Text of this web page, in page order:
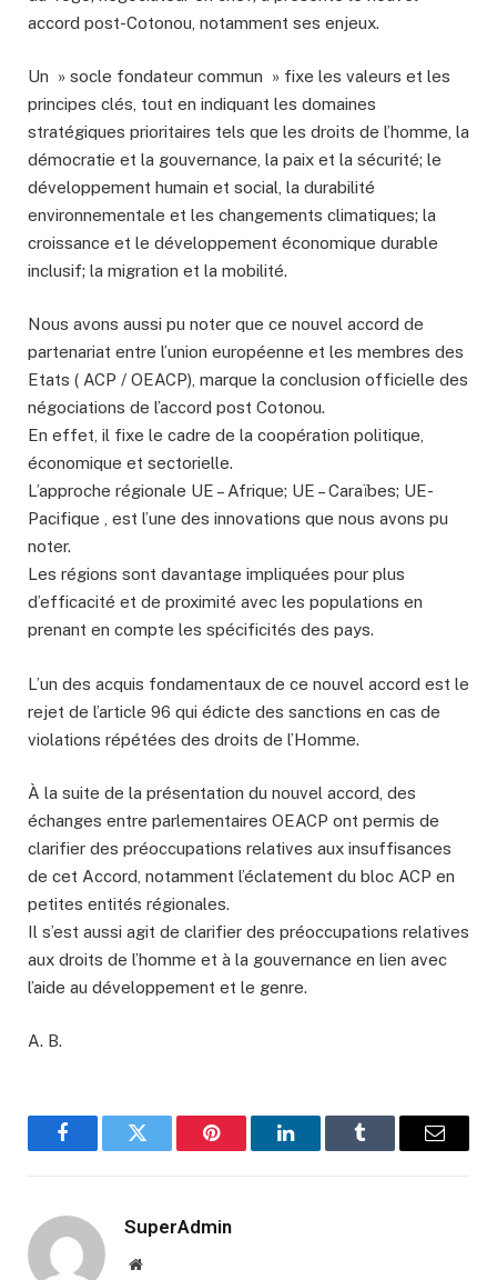
accord post-Cotonou, notamment ses enjeux.
Un » socle fondateur commun » fixe les valeurs et les
principes clés, tout en indiquant les domaines
stratégiques prioritaires tels que les droits de l’homme, la
démocratie et la gouvernance, la paix et la sécurité; le
développement humain et social, la durabilité
environnementale et les changements climatiques; la
croissance et le développement économique durable
inclusif; la migration et la mobilité.
Nous avons aussi pu noter que ce nouvel accord de
partenariat entre l’union européenne et les membres des
Etats ( ACP / OEACP), marque la conclusion officielle des
négociations de l’accord post Cotonou.
En effet, il fixe le cadre de la coopération politique,
économique et sectorielle.
L’approche régionale UE – Afrique; UE – Caraïbes; UE-
Pacifique , est l’une des innovations que nous avons pu
noter.
Les régions sont davantage impliquées pour plus
d’efficacité et de proximité avec les populations en
prenant en compte les spécificités des pays.
L’un des acquis fondamentaux de ce nouvel accord est le
rejet de l’article 96 qui édicte des sanctions en cas de
violations répétées des droits de l’Homme.
À la suite de la présentation du nouvel accord, des
échanges entre parlementaires OEACP ont permis de
clarifier des préoccupations relatives aux insuffisances
de cet Accord, notamment l’éclatement du bloc ACP en
petites entités régionales.
Il s’est aussi agit de clarifier des préoccupations relatives
aux droits de l’homme et à la gouvernance en lien avec
l’aide au développement et le genre.
A. B.
FacebookTwitter Pinterest LinkedInTumblr Email
SuperAdmin
Website